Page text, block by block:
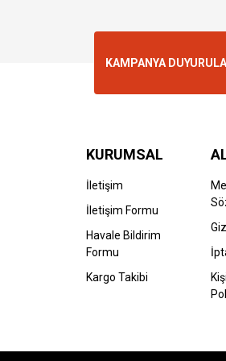
KAMPANYA
KURUMSAL
İletişim
İletişim Formu
Havale Bildirim
Formu
Kargo Takibi